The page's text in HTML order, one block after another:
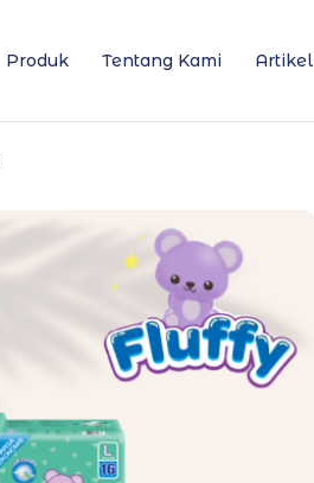
Produk Tentang Kami Artikel